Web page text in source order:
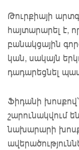
Թուրքիայի
հայտարարել է,
բանակցային
կան, սակայն
դադարեցնել
Ֆիդանի
շարունակվում
նախարարի